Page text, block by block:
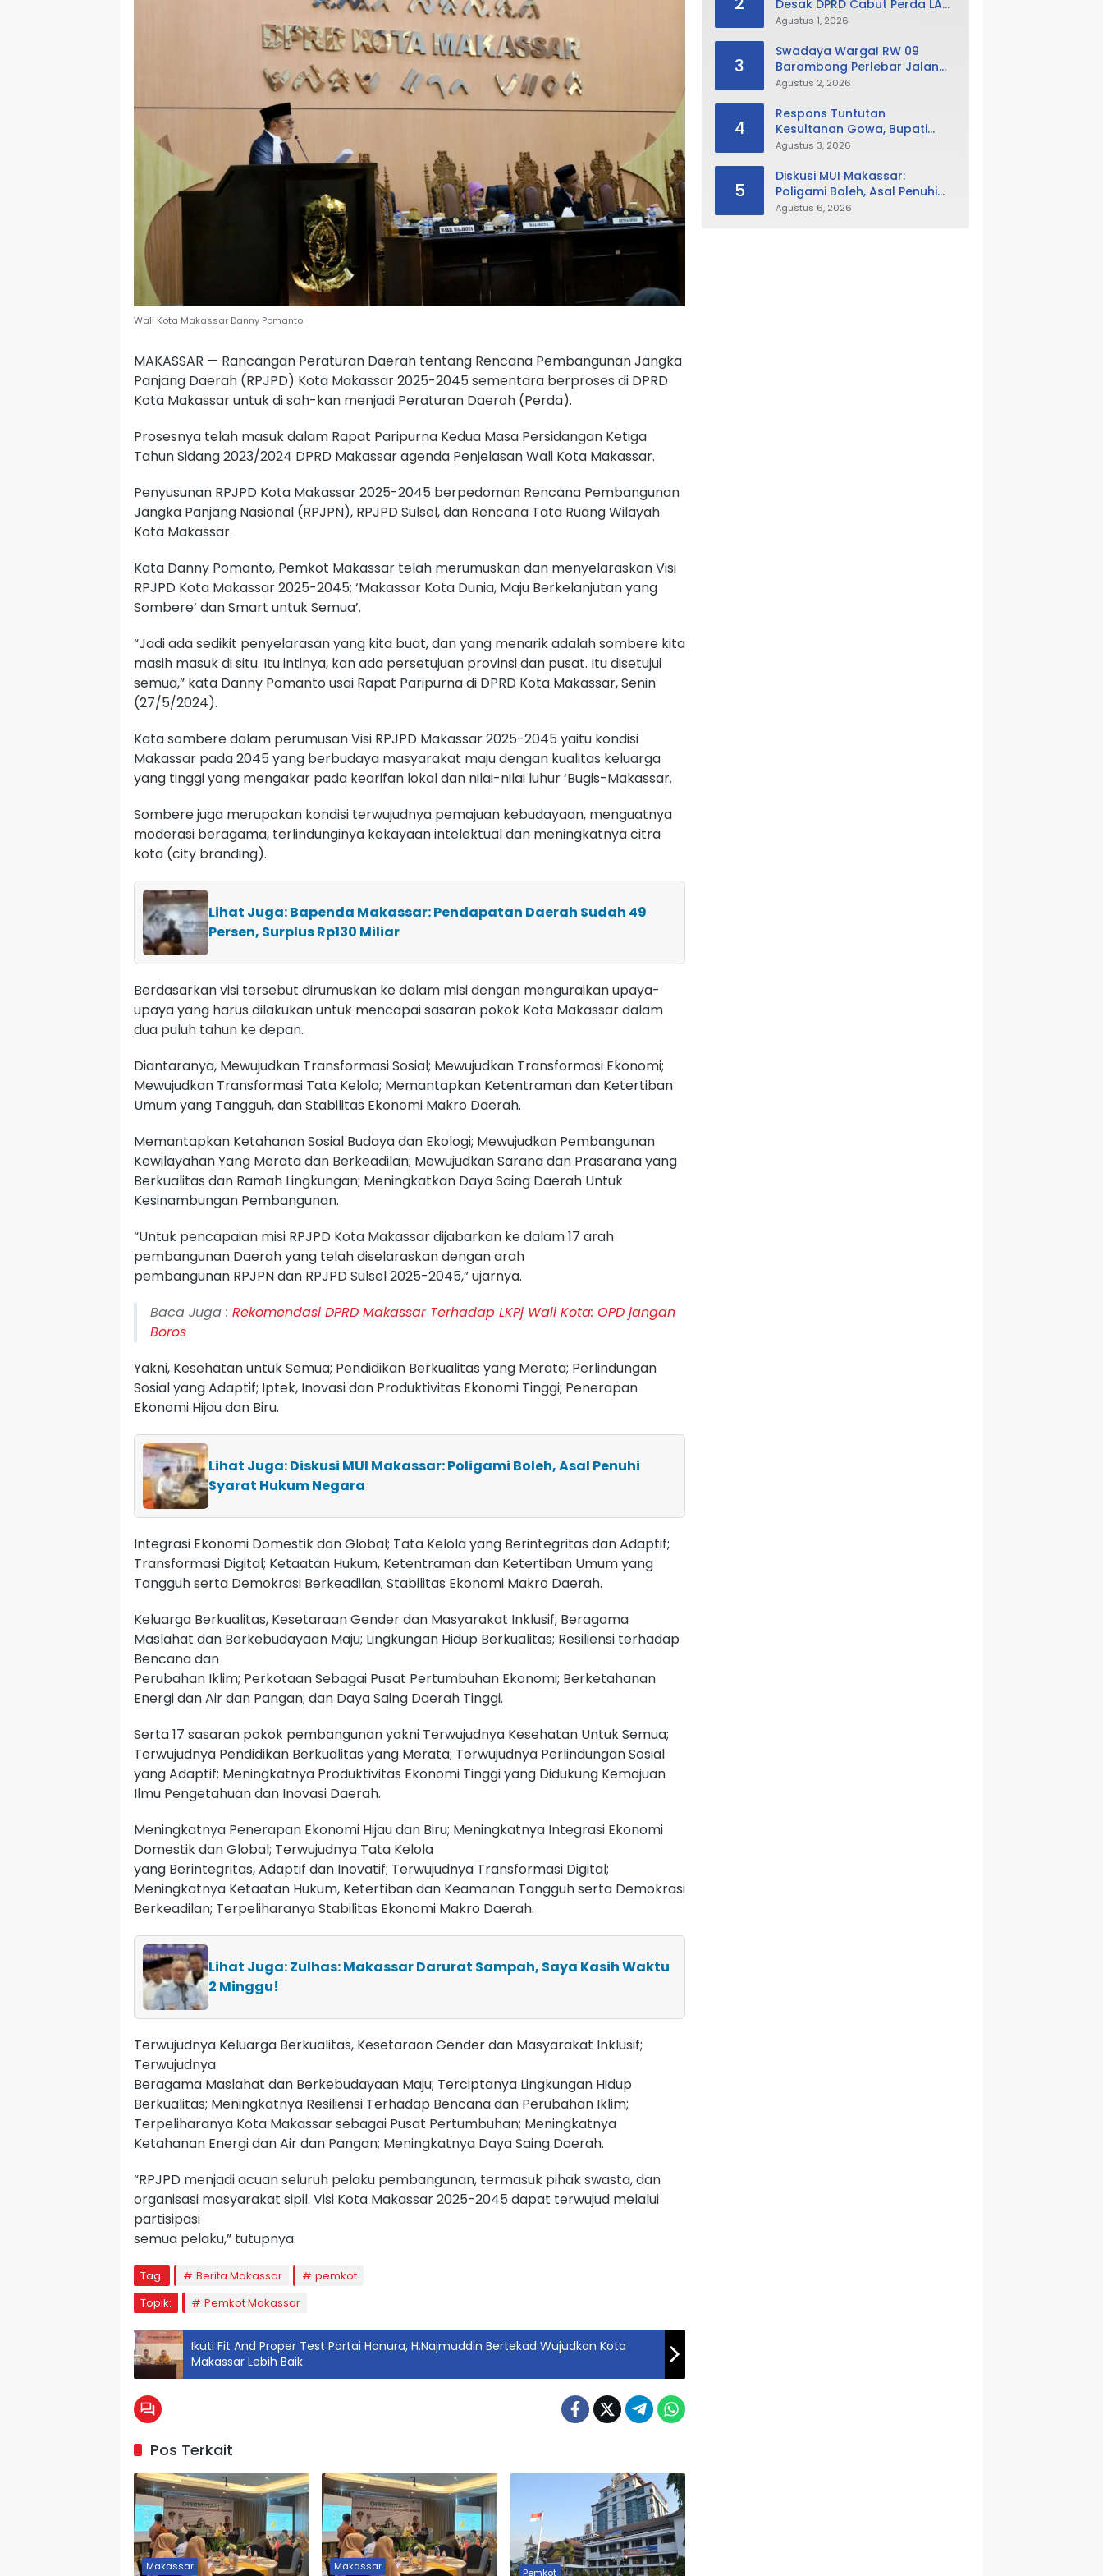
Wali Kota Makassar Danny Pomanto
MAKASSAR — Rancangan Peraturan Daerah tentang Rencana Pembangunan Jangka
Panjang Daerah (RPJPD) Kota Makassar 2025-2045 sementara berproses di DPRD
Kota Makassar untuk di sah-kan menjadi Peraturan Daerah (Perda).
Prosesnya telah masuk dalam Rapat Paripurna Kedua Masa Persidangan Ketiga
Tahun Sidang 2023/2024 DPRD Makassar agenda Penjelasan Wali Kota Makassar.
Penyusunan RPJPD Kota Makassar 2025-2045 berpedoman Rencana Pembangunan
Jangka Panjang Nasional (RPJPN), RPJPD Sulsel, dan Rencana Tata Ruang Wilayah
Kota Makassar.
Kata Danny Pomanto, Pemkot Makassar telah merumuskan dan menyelaraskan Visi
RPJPD Kota Makassar 2025-2045; ‘Makassar Kota Dunia, Maju Berkelanjutan yang
Sombere’ dan Smart untuk Semua’.
“Jadi ada sedikit penyelarasan yang kita buat, dan yang menarik adalah sombere kita
masih masuk di situ. Itu intinya, kan ada persetujuan provinsi dan pusat. Itu disetujui
semua,” kata Danny Pomanto usai Rapat Paripurna di DPRD Kota Makassar, Senin
(27/5/2024).
Kata sombere dalam perumusan Visi RPJPD Makassar 2025-2045 yaitu kondisi
Makassar pada 2045 yang berbudaya masyarakat maju dengan kualitas keluarga
yang tinggi yang mengakar pada kearifan lokal dan nilai-nilai luhur ‘Bugis-Makassar.
Sombere juga merupakan kondisi terwujudnya pemajuan kebudayaan, menguatnya
moderasi beragama, terlindunginya kekayaan intelektual dan meningkatnya citra
kota (city branding).
Lihat Juga: Bapenda Makassar: Pendapatan Daerah Sudah 49
Persen, Surplus Rp130 Miliar
Berdasarkan visi tersebut dirumuskan ke dalam misi dengan menguraikan upaya-
upaya yang harus dilakukan untuk mencapai sasaran pokok Kota Makassar dalam
dua puluh tahun ke depan.
Diantaranya, Mewujudkan Transformasi Sosial; Mewujudkan Transformasi Ekonomi;
Mewujudkan Transformasi Tata Kelola; Memantapkan Ketentraman dan Ketertiban
Umum yang Tangguh, dan Stabilitas Ekonomi Makro Daerah.
Memantapkan Ketahanan Sosial Budaya dan Ekologi; Mewujudkan Pembangunan
Kewilayahan Yang Merata dan Berkeadilan; Mewujudkan Sarana dan Prasarana yang
Berkualitas dan Ramah Lingkungan; Meningkatkan Daya Saing Daerah Untuk
Kesinambungan Pembangunan.
“Untuk pencapaian misi RPJPD Kota Makassar dijabarkan ke dalam 17 arah
pembangunan Daerah yang telah diselaraskan dengan arah
pembangunan RPJPN dan RPJPD Sulsel 2025-2045,” ujarnya.
Baca Juga : Rekomendasi DPRD Makassar Terhadap LKPj Wali Kota: OPD jangan
Boros
Yakni, Kesehatan untuk Semua; Pendidikan Berkualitas yang Merata; Perlindungan
Sosial yang Adaptif; Iptek, Inovasi dan Produktivitas Ekonomi Tinggi; Penerapan
Ekonomi Hijau dan Biru.
Lihat Juga: Diskusi MUI Makassar: Poligami Boleh, Asal Penuhi
Syarat Hukum Negara
Integrasi Ekonomi Domestik dan Global; Tata Kelola yang Berintegritas dan Adaptif;
Transformasi Digital; Ketaatan Hukum, Ketentraman dan Ketertiban Umum yang
Tangguh serta Demokrasi Berkeadilan; Stabilitas Ekonomi Makro Daerah.
Keluarga Berkualitas, Kesetaraan Gender dan Masyarakat Inklusif; Beragama
Maslahat dan Berkebudayaan Maju; Lingkungan Hidup Berkualitas; Resiliensi terhadap
Bencana dan
Perubahan Iklim; Perkotaan Sebagai Pusat Pertumbuhan Ekonomi; Berketahanan
Energi dan Air dan Pangan; dan Daya Saing Daerah Tinggi.
Serta 17 sasaran pokok pembangunan yakni Terwujudnya Kesehatan Untuk Semua;
Terwujudnya Pendidikan Berkualitas yang Merata; Terwujudnya Perlindungan Sosial
yang Adaptif; Meningkatnya Produktivitas Ekonomi Tinggi yang Didukung Kemajuan
Ilmu Pengetahuan dan Inovasi Daerah.
Meningkatnya Penerapan Ekonomi Hijau dan Biru; Meningkatnya Integrasi Ekonomi
Domestik dan Global; Terwujudnya Tata Kelola
yang Berintegritas, Adaptif dan Inovatif; Terwujudnya Transformasi Digital;
Meningkatnya Ketaatan Hukum, Ketertiban dan Keamanan Tangguh serta Demokrasi
Berkeadilan; Terpeliharanya Stabilitas Ekonomi Makro Daerah.
Lihat Juga: Zulhas: Makassar Darurat Sampah, Saya Kasih Waktu
2 Minggu!
Terwujudnya Keluarga Berkualitas, Kesetaraan Gender dan Masyarakat Inklusif;
Terwujudnya
Beragama Maslahat dan Berkebudayaan Maju; Terciptanya Lingkungan Hidup
Berkualitas; Meningkatnya Resiliensi Terhadap Bencana dan Perubahan Iklim;
Terpeliharanya Kota Makassar sebagai Pusat Pertumbuhan; Meningkatnya
Ketahanan Energi dan Air dan Pangan; Meningkatnya Daya Saing Daerah.
“RPJPD menjadi acuan seluruh pelaku pembangunan, termasuk pihak swasta, dan
organisasi masyarakat sipil. Visi Kota Makassar 2025-2045 dapat terwujud melalui
partisipasi
semua pelaku,” tutupnya.
Tag: Berita Makassar
pemkot
Topik:
Pemkot Makassar
Ikuti Fit And Proper Test Partai Hanura, H.Najmuddin Bertekad Wujudkan Kota
Makassar Lebih Baik
Pos Terkait
Makassar Makassar
Pemkot
Desak DPRD Cabut Perda LAD,
Istana Balla Lompoa Diminta
Agustus 1, 2026
3
Swadaya Warga! RW 09
Barombong Perlebar Jalan
Lingkungan, Minta Pemkot Tak
Agustus 2, 2026
4
Respons Tuntutan
Kesultanan Gowa, Bupati
Husniah Buka Peluang
Direvisi Bahkan Diganti
Agustus 3, 2026
5
Diskusi MUI Makassar:
Poligami Boleh, Asal Penuhi
Syarat Hukum Negara
Agustus 6, 2026